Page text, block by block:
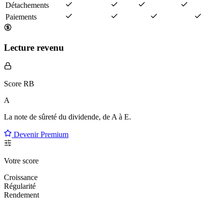
Détachements
Paiements
Lecture revenu
Score RB
A
La note de sûreté du dividende, de A à E.
Devenir Premium
Votre score
Croissance
Régularité
Rendement